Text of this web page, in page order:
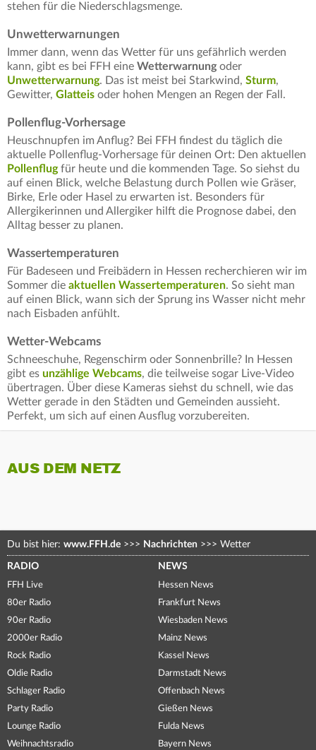
stehen für die Niederschlagsmenge.
Unwetterwarnungen
Immer dann, wenn das Wetter für uns gefährlich werden
kann, gibt es bei FFH eine Wetterwarnung oder
Unwetterwarnung. Das ist meist bei Starkwind, Sturm,
Gewitter, Glatteis oder hohen Mengen an Regen der Fall.
Pollenflug-Vorhersage
Heuschnupfen im Anflug? Bei FFH findest du täglich die
aktuelle Pollenflug-Vorhersage für deinen Ort: Den aktuellen
Pollenflugfür heute und die kommenden Tage. So siehst du
auf einen Blick, welche Belastung durch Pollen wie Gräser,
Birke, Erle oder Hasel zu erwarten ist. Besonders für
Allergikerinnen und Allergiker hilft die Prognose dabei, den
Alltag besser zu planen.
Wassertemperaturen
Für Badeseen und Freibädern in Hessen recherchieren wir im
Sommer die aktuellen Wassertemperaturen. So sieht man
auf einen Blick, wann sich der Sprung ins Wasser nicht mehr
nach Eisbaden anfühlt.
Wetter-Webcams
Schneeschuhe, Regenschirm oder Sonnenbrille? In Hessen
gibt es unzählige Webcams, die teilweise sogar Live-Video
übertragen. Über diese Kameras siehst du schnell, wie das
Wetter gerade in den Städten und Gemeinden aussieht.
Perfekt, um sich auf einen Ausflug vorzubereiten.
AUS DEM NETZ
Du bist hier: www.FFH.de >>> Nachrichten >>> Wetter
RADIO
FFH Live
80er Radio
90er Radio
2000er Radio
Rock Radio
Oldie Radio
Schlager Radio
Party Radio
Lounge Radio
Weihnachtsradio
NEWS
Hessen News
Frankfurt News
Wiesbaden News
Mainz News
Kassel News
Darmstadt News
Offenbach News
Gießen News
Fulda News
Bayern News